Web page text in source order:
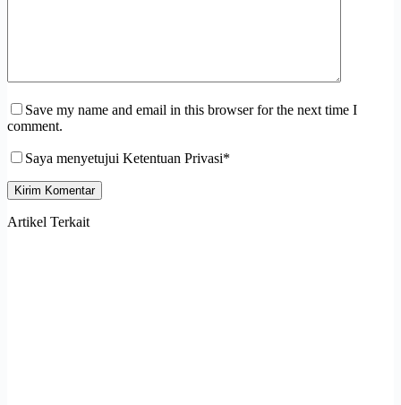
Save my name and email in this browser for the next time I
comment.
Saya menyetujui Ketentuan Privasi*
Kirim Komentar
Artikel Terkait